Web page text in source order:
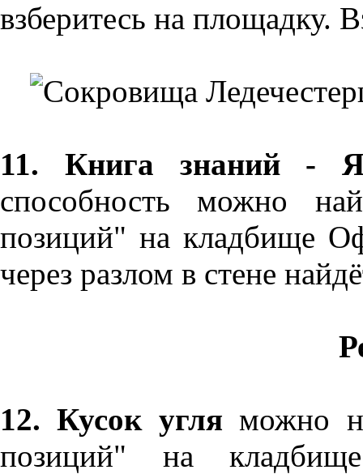
взберитесь на площадку.
11. Книга знаний -
способность можно
позиций" на кладбище
через разлом в стене
12. Кусок угля можно
позиций" на